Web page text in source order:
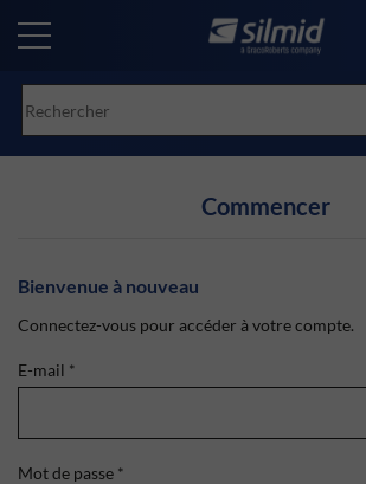
main
Commencer
Bienvenue à nouveau
Connectez-vous pour accéder à votre compte.
E-mail *
Mot de passe *